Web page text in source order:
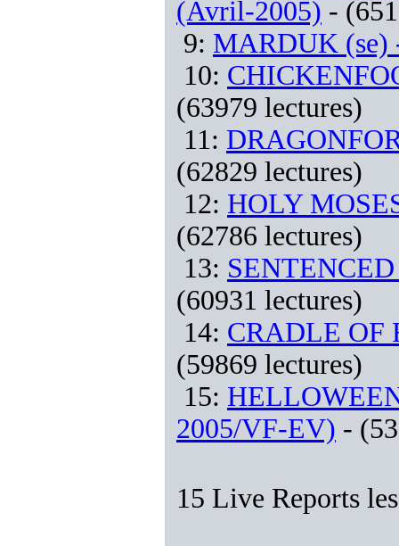
(Avril-2005) -
9: MARDUK (se)
10:
(63979 lectures)
11:
(62829 lectures)
12: HOLY
(62786 lectures)
13:
(60931 lectures)
14: CRADLE OF
(59869 lectures)
15:
2005/VF-EV) -
15 Live Reports